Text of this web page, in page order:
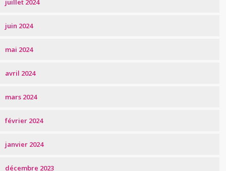
juillet 2024
juin 2024
mai 2024
avril 2024
mars 2024
février 2024
janvier 2024
décembre 2023